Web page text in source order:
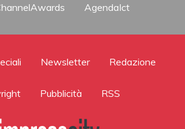
AgendaIct
Newsletter Redazione
Pubblicità RSS